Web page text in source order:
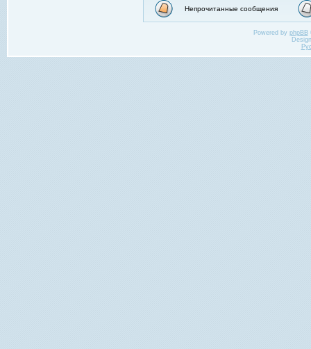
Непрочитанные сообщения
Powered by phpBB